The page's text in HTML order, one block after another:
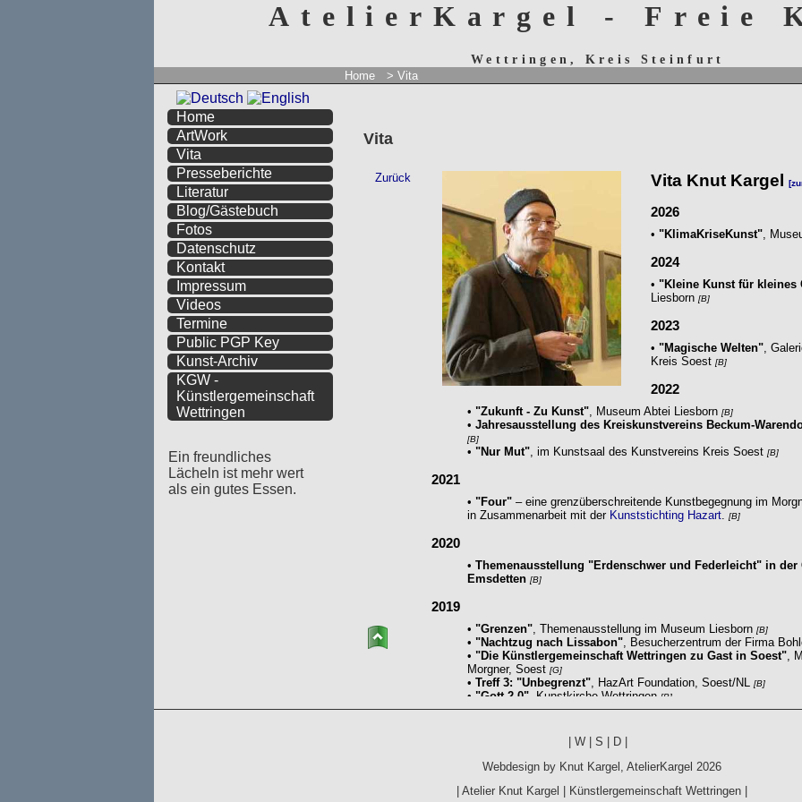
AtelierKargel - Freie
Wettringen, Kreis Steinfurt
Home > Vita
Vita
Home
ArtWork
Vita
Presseberichte
Literatur
Blog/Gästebuch
Fotos
Datenschutz
Kontakt
Impressum
Videos
Termine
Public PGP Key
Kunst-Archiv
KGW -
Künstlergemeinschaft
Wettringen
Ein freundliches
Lächeln ist mehr wert
als ein gutes Essen.
W S D
Webdesign by Knut Kargel AtelierKargel 2026
Atelier Knut Kargel Künstlergemeinschaft Wettringen|